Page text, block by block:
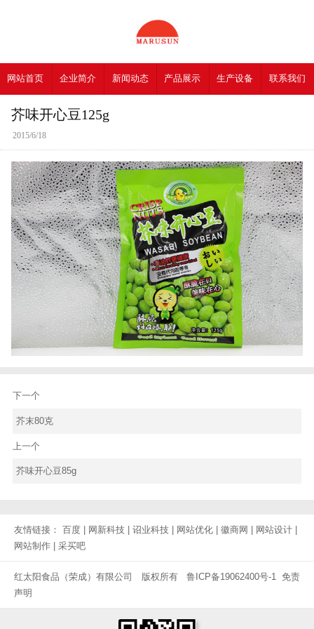
网站首页 企业简介 新闻动态 产品展示 生产设备 联系我们
芥味开心豆125g
2015/6/18
下一个
芥末80克
上一个
芥味开心豆85g
友情链接： 百度 | 网新科技 | 诏业科技 | 网站优化 | 徽商网 | 网站设计 |
网站制作 | 采买吧
红太阳食品（荣成）有限公司 版权所有 鲁ICP备19062400号-1
免责
声明